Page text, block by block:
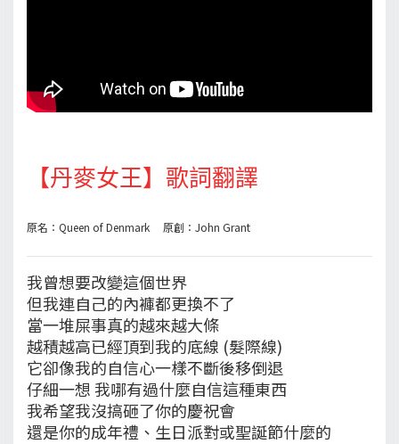
【丹麥女王】歌詞翻譯
原名：Queen of Denmark 原創：John Grant
我曾想要改變這個世界
但我連自己的內褲都更換不了
當一堆屎事真的越來越大條
越積越高已經頂到我的底線 (髮際線)
它卻像我的自信心一樣不斷後移倒退
仔細一想 我哪有過什麼自信這種東西
我希望我沒搞砸了你的慶祝會
還是你的成年禮、生日派對或聖誕節什麼的